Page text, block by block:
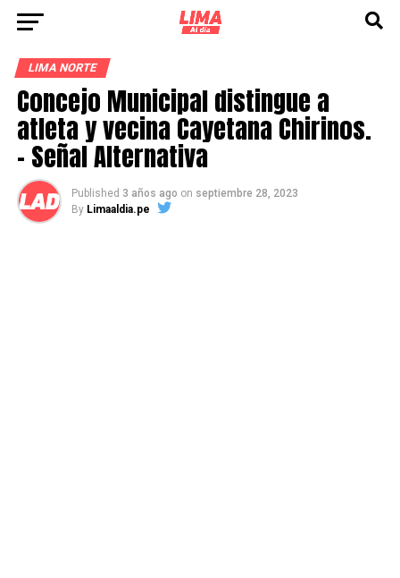
LIMA NORTE
Concejo Municipal distingue a
atleta y vecina Cayetana Chirinos.
– Señal Alternativa
Published 3 años ago on septiembre 28, 2023
By Limaaldia.pe